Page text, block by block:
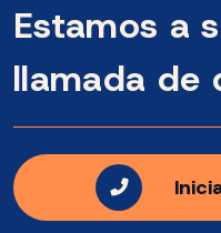
Estamos a
llamada de